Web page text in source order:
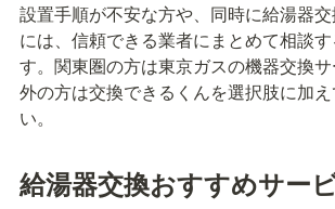
設置手順が不安な方や、同時に給湯器
には、信頼できる業者にまとめて相談
す。関東圏の方は東京ガスの機器交換
外の方は交換できるくんを選択肢に加
い。
給湯器交換おすすめサー